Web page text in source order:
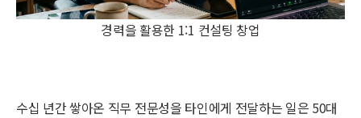
경력을 활용한 1:1 컨설팅 창업
수십 년간 쌓아온 직무 전문성을 타인에게 전달하는 일은 50대